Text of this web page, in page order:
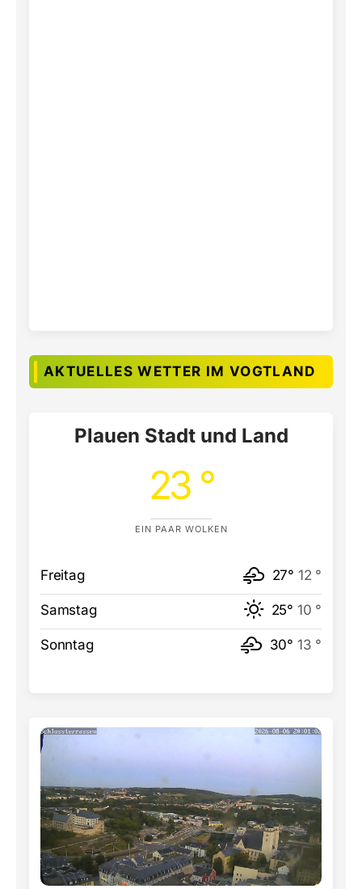
AKTUELLES WETTER IM VOGTLAND
Plauen Stadt und Land
23 °
EIN PAAR WOLKEN
Freitag 27° 12 °
Samstag 25° 10 °
Sonntag 30° 13 °